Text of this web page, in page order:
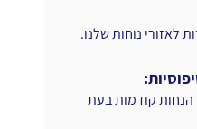
לאזורי נוחות שלנו.
הנחות קודמות בעת